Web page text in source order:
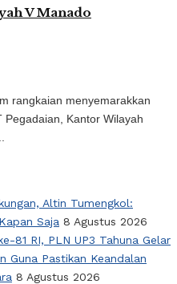
V Manado
rangkaian menyemarakkan
Pegadaian, Kantor Wilayah
Altin Tumengkol:
Saja 8 Agustus 2026
81 RI, PLN UP3 Tahuna Gelar
Guna Pastikan Keandalan
8 Agustus 2026